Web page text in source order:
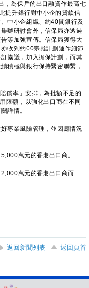
，為保戶的出口融資作最高七
提升銀行對中小企的貸款信
中小企組織、約40間銀行及
辦研討會外，信保局亦透過
等加強宣傳。信保局獲得大
收到約60宗就計劃運作細節
協議，加入擔保計劃，而其
積極與銀行保持緊密聯繫，
償率」安排，為批額不足的
限額，以強化出口商在不同
詳情。
專業風險管理，並因應情況
萬元的香港出口商。
萬元的香港出口商而
返回新聞列表
返回頁首